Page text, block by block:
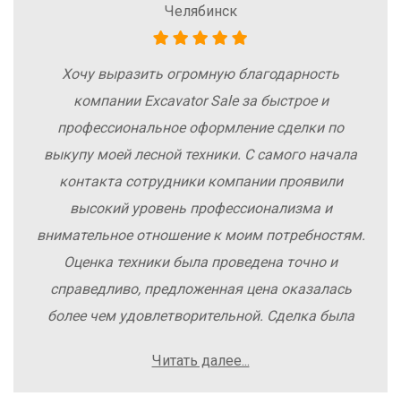
Челябинск
Хочу выразить огромную благодарность
компании Excavator Sale за быстрое и
профессиональное оформление сделки по
выкупу моей лесной техники. С самого начала
контакта сотрудники компании проявили
высокий уровень профессионализма и
внимательное отношение к моим потребностям.
Оценка техники была проведена точно и
справедливо, предложенная цена оказалась
более чем удовлетворительной. Сделка была
осложнений. Рекомендую компанию Excavator
Читать далее...